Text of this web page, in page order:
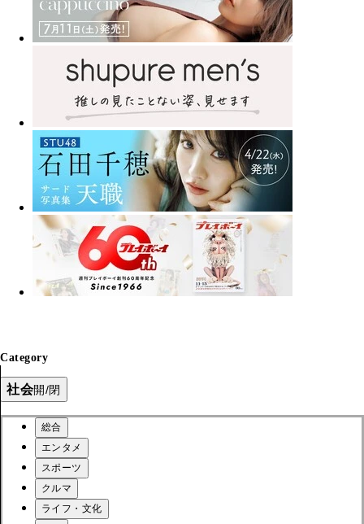
Category
社会開/閉
総合
エンタメ
スポーツ
クルマ
ライフ・文化